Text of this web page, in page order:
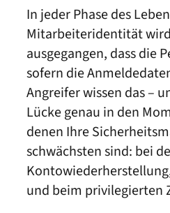
In jeder Phase des
Mitarbeiteridentität
ausgegangen, dass die
sofern die
Angreifer wissen das –
Lücke genau in den
denen Ihre
schwächsten sind: bei
und beim privilegierten